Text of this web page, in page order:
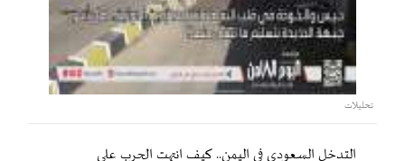
تحليلات
التدخل السعودي في اليمن.. كيف انتهت الحرب على